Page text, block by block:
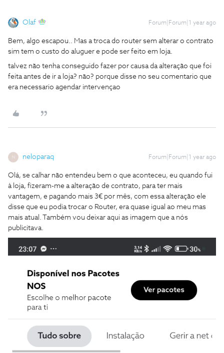
Olaf Forum|Forum|1 year ago
Bem, algo escapou.. Mas a troca do router sem alterar o contrato
sim tem o custo do aluguer e pode ser feito em loja.
talvez não tenha conseguido fazer por causa da alteração que foi
feita antes de ir a loja? não? porque disse no seu comentario que
era necessario agendar intervençao
N neloparaq Forum|Forum|1 year ago
Olá, se calhar não entendeu bem o que aconteceu, eu quando fui
à loja, fizeram-me a alteração de contrato, para ter mais
vantagem, e pagando mais 3€ por mês, com essa alteração ele
disse que eu podia trocar o Router, era quase igual ao meu mas
mais atual. Também vou deixar aqui as imagem que a nós
publicitava.